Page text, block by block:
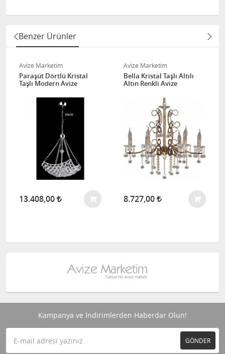
Benzer Ürünler
Avize Marketim
Paraşüt Dörtlü Kristal
Taşlı Modern Avize
13.408,00
Avize Marketim
Bella Kristal Taşlı Altılı
Altın Renkli Avize
8.727,00
Kampanya ve İndirimlerden Haberdar Olun!
GÖNDER